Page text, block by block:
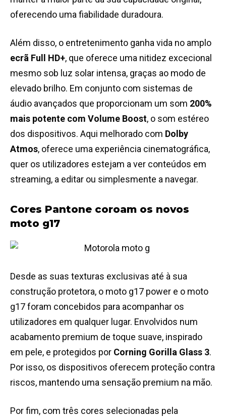
oferecendo uma fiabilidade duradoura.
Além disso, o entretenimento ganha vida no amplo
ecrã Full HD+, que oferece uma nitidez excecional
mesmo sob luz solar intensa, graças ao modo de
elevado brilho. Em conjunto com sistemas de
áudio avançados que proporcionam um som 200%
mais potente com Volume Boost, o som estéreo
dos dispositivos. Aqui melhorado com Dolby
Atmos, oferece uma experiência cinematográfica,
quer os utilizadores estejam a ver conteúdos em
streaming, a editar ou simplesmente a navegar.
Cores Pantone coroam os novos
moto g17
Desde as suas texturas exclusivas até à sua
construção protetora, o moto g17 power e o moto
g17 foram concebidos para acompanhar os
utilizadores em qualquer lugar. Envolvidos num
acabamento premium de toque suave, inspirado
em pele, e protegidos por Corning Gorilla Glass 3.
Por isso, os dispositivos oferecem proteção contra
riscos, mantendo uma sensação premium na mão.
Por fim, com três cores selecionadas pela